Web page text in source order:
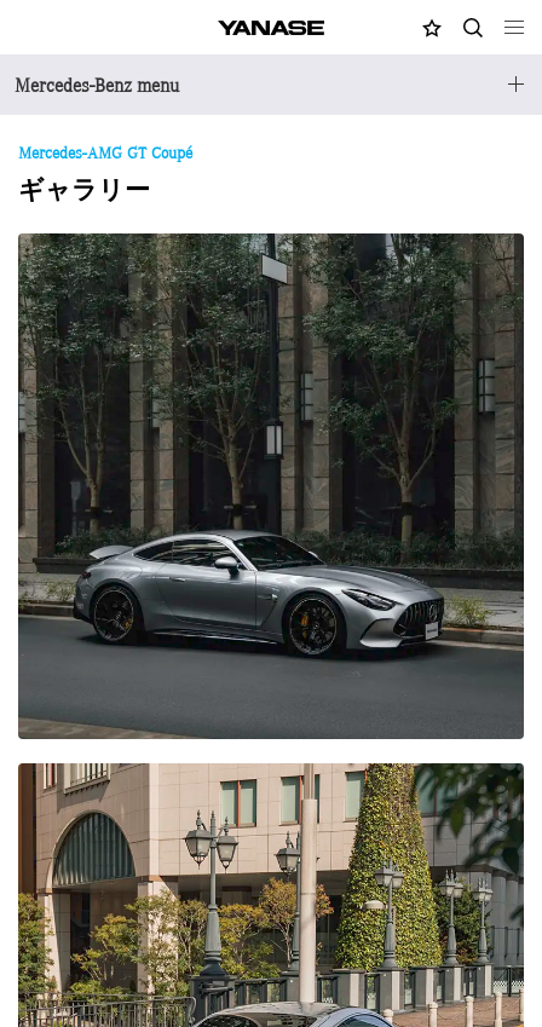
YANASE MY店舗検索
Mercedes-Benz menu
Mercedes-AMG GT Coupé
ギャラリー